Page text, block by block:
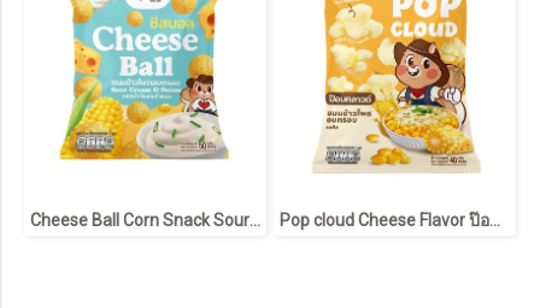
Cheese Ball Corn Snack Sour Cream & Onion 50g Pop cloud Cheese Flavor ป๊อบคลาวด์ รสชีส 40g